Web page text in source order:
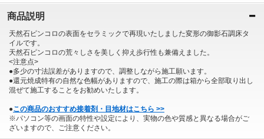
商品説明
天然石ピンコロの表面をセラミックで再現いたしました変形の御影石調床タ
イルです。
天然石ピンコロの荒々しさを美しく抑え歩行性も兼備えました。
<注意点>
●多少の寸法誤差がありますので、調整しながら施工願います。
●還元焼成特有の自然な色幅がありますので、施工の際は箱から全部取り出し
混ぜて施工することをお勧めいたします。
●この商品のおすすめ接着剤・目地材はこちら >>
※パソコン等の画面の特性や設定により、実物の色や質感と異なる場合がご
ざいますので、ご注意ください。